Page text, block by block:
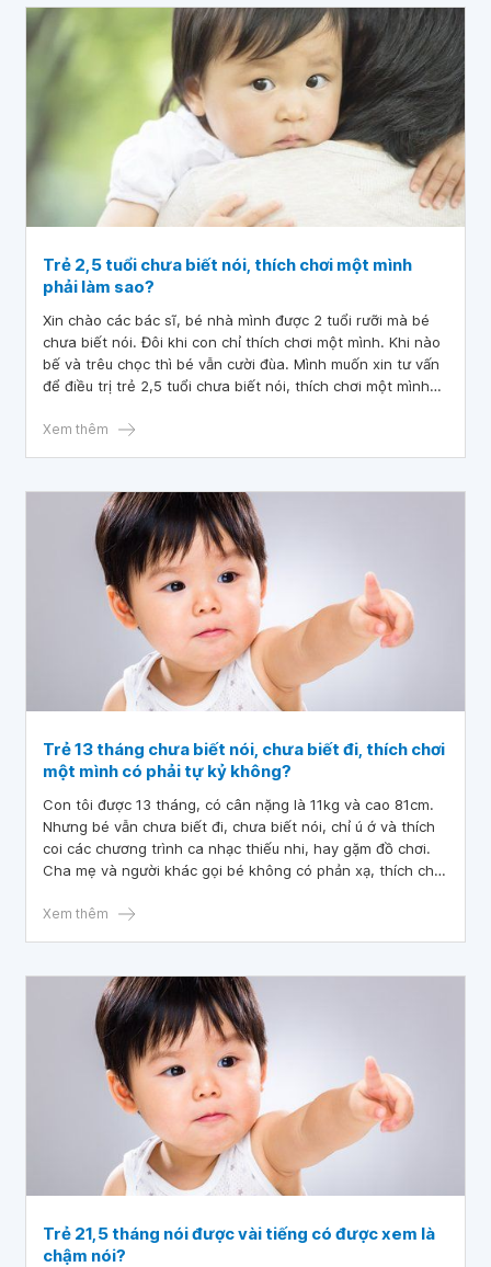
Trẻ 2,5 tuổi chưa biết nói, thích chơi một mình
phải làm sao?
Xin chào các bác sĩ, bé nhà mình được 2 tuổi rưỡi mà bé
chưa biết nói. Đôi khi con chỉ thích chơi một mình. Khi nào
bế và trêu chọc thì bé vẫn cười đùa. Mình muốn xin tư vấn
để điều trị trẻ 2,5 tuổi chưa biết nói, thích chơi một mình
thường nên xin bác sĩ hỗ trợ giải pháp tốt.
Xem thêm
Trẻ 13 tháng chưa biết nói, chưa biết đi, thích chơi
một mình có phải tự kỷ không?
Con tôi được 13 tháng, có cân nặng là 11kg và cao 81cm.
Nhưng bé vẫn chưa biết đi, chưa biết nói, chỉ ú ớ và thích
coi các chương trình ca nhạc thiếu nhi, hay gặm đồ chơi.
Cha mẹ và người khác gọi bé không có phản xạ, thích chơi
biết nói, chưa biết đi, thích chơi một mình có phải tự kỷ
Xem thêm
Trẻ 21,5 tháng nói được vài tiếng có được xem là
chậm nói?